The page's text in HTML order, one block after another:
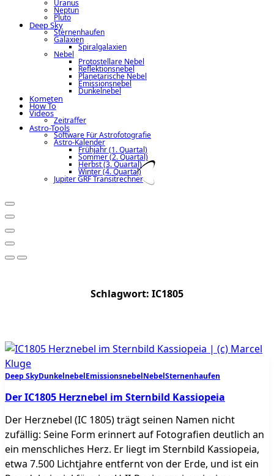
Uranus
Neptun
Pluto
Deep Sky
Sternenhaufen
Galaxien
Spiralgalaxien
Nebel
Protostellare Nebel
Reflektionsnebel
Planetarische Nebel
Emissionsnebel
Dunkelnebel
Kometen
How To
Videos
Zeitraffer
Astro-Tools
Software Für Astrofotografie
Astro-Kalender
Frühjahr (1. Quartal)
Sommer (2. Quartal)
Herbst (3. Quartal)
Winter (4. Quartal)
Jupiter GRF Transitrechner
Schlagwort: IC1805
Deep SkyDunkelnebelEmissionsnebelNebelSternenhaufen
Der IC1805 Herznebel im Sternbild Kassiopeia
Der Herznebel (IC 1805) trägt seinen Namen nicht
zufällig: Seine Form erinnert auf Fotografien deutlich an
ein menschliches Herz. Er liegt im Sternbild Kassiopeia,
etwa 7.500 Lichtjahre entfernt von der Erde, und ist ein